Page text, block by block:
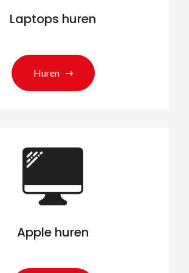
Laptops huren
Huren
Apple huren